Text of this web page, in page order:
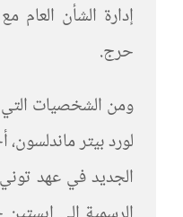
إدارة الشأن العام
حرج.
ومن الشخصيات
لورد بيتر
الجديد في عهد